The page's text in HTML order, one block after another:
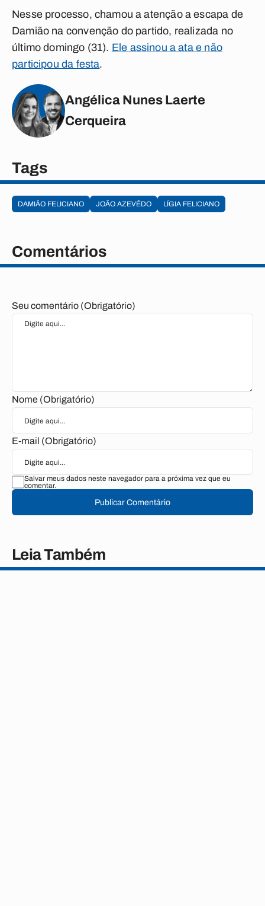
Nesse processo, chamou a atenção a escapa de
Damião na convenção do partido, realizada no
último domingo (31). Ele assinou a ata e não
participou da festa.
Angélica Nunes Laerte
Cerqueira
Tags
DAMIÃO FELICIANO JOÃO AZEVÊDO LÍGIA FELICIANO
Comentários
Seu comentário (Obrigatório)
Nome (Obrigatório)
E-mail (Obrigatório)
Salvar meus dados neste navegador para a próxima vez que eu
comentar.
Publicar Comentário
Leia Também